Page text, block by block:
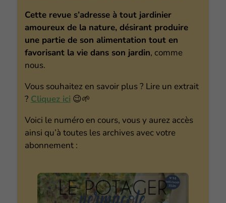
Cette revue s’adresse à tout jardinier
amoureux de la nature, désirant produire
une partie de son alimentation tout en
favorisant la vie dans son jardin, comme
nous.
Vous souhaitez en savoir plus ? Lire un extrait
? Cliquez ici 😉🌱
Voici le numéro en cours, vous y aurez accès
ainsi qu’à toutes les archives avec votre
abonnement :